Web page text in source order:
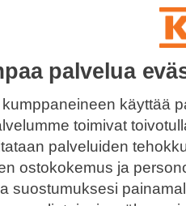
MAMMUTIN
täyttää tänä
on koko talo täynnä
palvelua
käyttää
toimivat
palveluiden
ostokokemus ja
suostumuksesi